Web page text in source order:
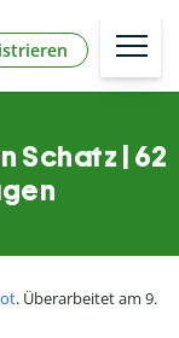
Schatz | 62
. Überarbeitet am 9.